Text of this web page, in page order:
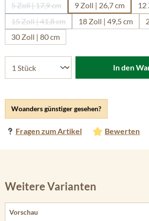
Woanders günstiger gesehen?
Fragen zum Artikel Bewerten
5 Zoll | 17,9 cm
(Diese Option ist zurzeit nicht
9 Zoll | 26,7 cm
12
15 Zoll | 41,8 cm
(Diese Option ist zurzeit nicht
18 Zoll | 49,5 cm
30 Zoll | 80 cm
In den
Weitere Varianten